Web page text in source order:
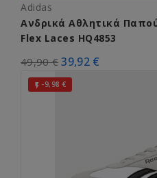
Adidas
Ανδρικά Αθλητικά
Flex Laces HQ4853
49,90 € 39,92 €
 -9,98 €